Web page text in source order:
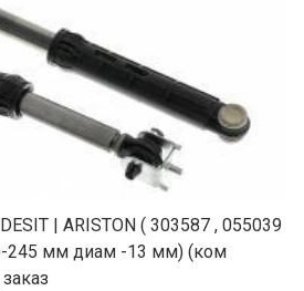
| ARISTON ( 303587 , 055039
245 мм диам -13 мм) (ком